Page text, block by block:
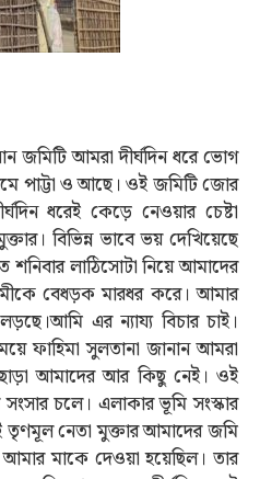
জমিটি আমরা দীর্ঘদিন ধরে ভোগ
পাট্টা ও আছে। ওই জমিটি জোর
ধরেই কেড়ে নেওয়ার চেষ্টা
বিভিন্ন ভাবে ভয় দেখিয়েছে
লাঠিসোটা নিয়ে আমাদের
বেধড়ক মারধর করে। আমার
এর ন্যায্য বিচার চাই।
ফাহিমা সুলতানা জানান আমরা
আমাদের আর কিছু নেই। ওই
চলে। এলাকার ভূমি সংস্কার
তৃণমূল নেতা মুক্তার আমাদের জমি
মাকে দেওয়া হয়েছিল। তার